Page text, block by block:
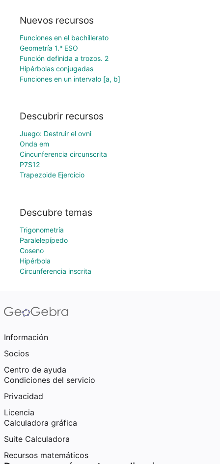
Nuevos recursos
Funciones en el bachillerato
Geometría 1.º ESO
Función definida a trozos. 2
Hipérbolas conjugadas
Funciones en un intervalo [a, b]
Descubrir recursos
Juego: Destruir el ovni
Onda em
Cincunferencia circunscrita
P7S12
Trapezoide Ejercicio
Descubre temas
Trigonometría
Paralelepípedo
Coseno
Hipérbola
Circunferencia inscrita
Información
Socios
Centro de ayuda
Condiciones del servicio
Privacidad
Licencia
Calculadora gráfica
Suite Calculadora
Recursos matemáticos